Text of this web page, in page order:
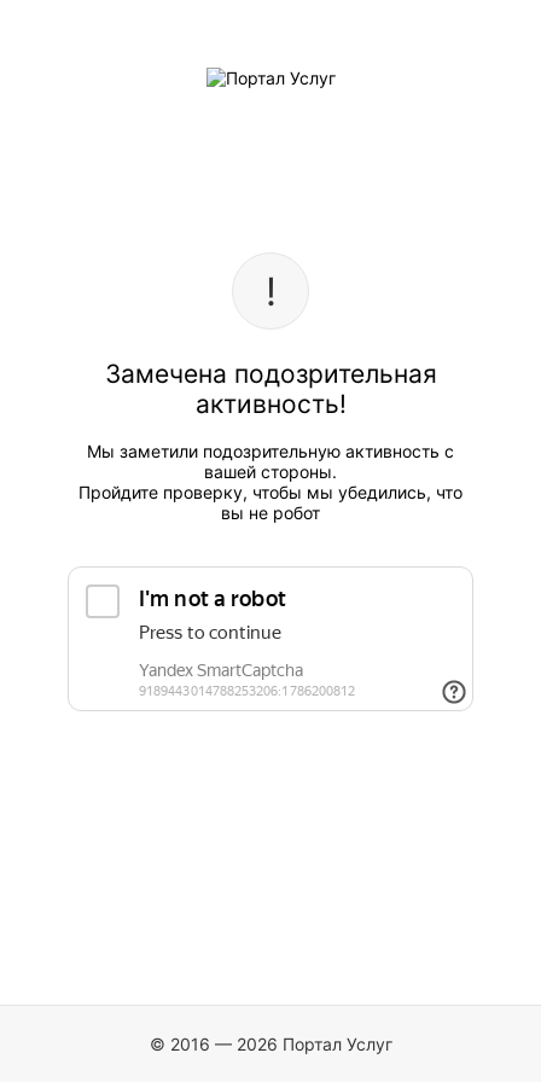
Замечена подозрительная
активность!
Мы заметили подозрительную активность с
вашей стороны.
Пройдите проверку, чтобы мы убедились, что
вы не робот
© 2016 — 2026 Портал Услуг